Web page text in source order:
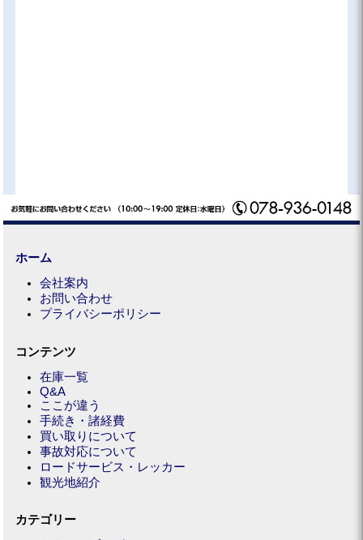
ホーム
会社案内
お問い合わせ
プライバシーポリシー
コンテンツ
在庫一覧
Q&A
ここが違う
手続き・諸経費
買い取りについて
事故対応について
ロードサービス・レッカー
観光地紹介
カテゴリー